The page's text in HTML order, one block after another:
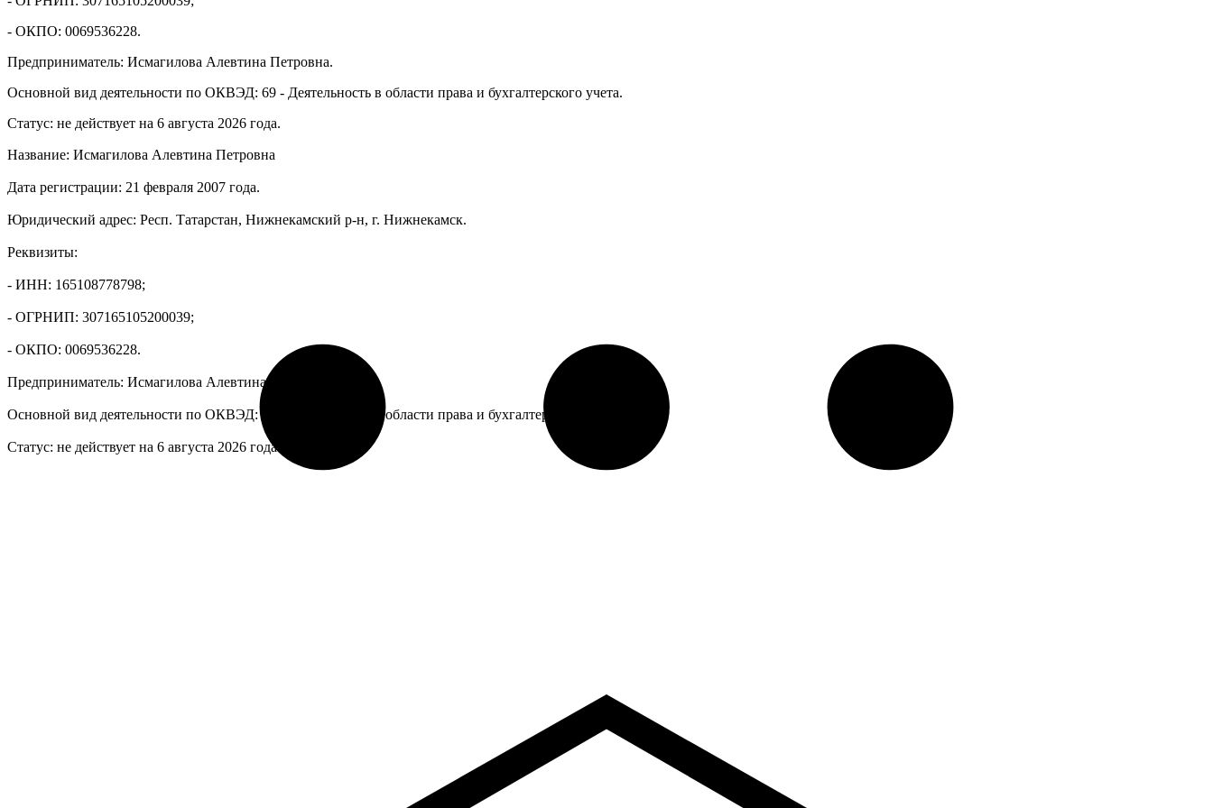
- ОКПО: 0069536228.
Предприниматель: Исмагилова Алевтина Петровна.
Основной вид деятельности по ОКВЭД: 69 - Деятельность в области права и бухгалтерского учета.
Статус: не действует на 6 августа 2026 года.
Название: Исмагилова Алевтина Петровна
Дата регистрации: 21 февраля 2007 года.
Юридический адрес: Респ. Татарстан, Нижнекамский р-н, г. Нижнекамск.
Реквизиты:
- ИНН: 165108778798;
- ОГРНИП: 307165105200039;
- ОКПО: 0069536228.
Предприниматель: Исмагилова Алевтина Петровна.
Основной вид деятельности по ОКВЭД: 69 - Деятельность в области права и бухгалтерского учета.
Статус: не действует на 6 августа 2026 года.